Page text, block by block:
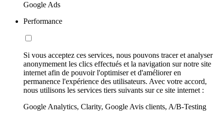
Google Ads
Performance
Si vous acceptez ces services, nous pouvons tracer et analyser
anonymement les clics effectués et la navigation sur notre site
internet afin de pouvoir l'optimiser et d'améliorer en
permanence l'expérience des utilisateurs. Avec votre accord,
nous utilisons les services tiers suivants sur ce site internet :
Google Analytics, Clarity, Google Avis clients, A/B-Testing